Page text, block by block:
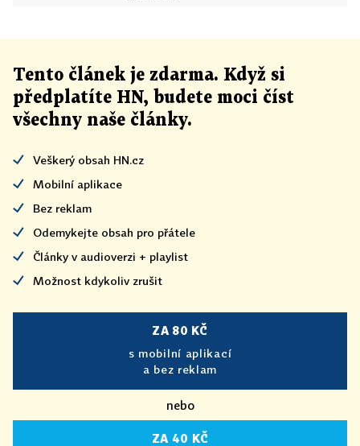
Tento článek je zdarma. Když si
předplatíte HN, budete moci číst
všechny naše články.
Veškerý obsah HN.cz
Mobilní aplikace
Bez reklam
Odemykejte obsah pro přátele
Články v audioverzi + playlist
Možnost kdykoliv zrušit
ZA 80 KČ
s mobilní aplikací
a bez reklam
nebo
ZA 40 KČ